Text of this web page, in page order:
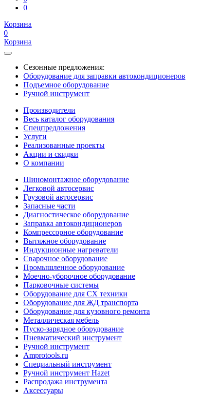
0
Корзина
0
Корзина
Сезонные предложения:
Оборудование для заправки автокондиционеров
Подъемное оборудование
Ручной инструмент
Производители
Весь каталог оборудования
Спецпредложения
Услуги
Реализованные проекты
Акции и скидки
О компании
Шиномонтажное оборудование
Легковой автосервис
Грузовой автосервис
Запасные части
Диагностическое оборудование
Заправка автокондиционеров
Компрессорное оборудование
Вытяжное оборудование
Индукционные нагреватели
Сварочное оборудование
Промышленное оборудование
Моечно-уборочное оборудование
Парковочные системы
Оборудование для СХ техники
Оборудование для ЖД транспорта
Оборудование для кузовного ремонта
Металлическая мебель
Пуско-зарядное оборудование
Пневматический инструмент
Ручной инструмент
Amprotools.ru
Специальный инструмент
Ручной инструмент Hazet
Распродажа инструмента
Аксессуары